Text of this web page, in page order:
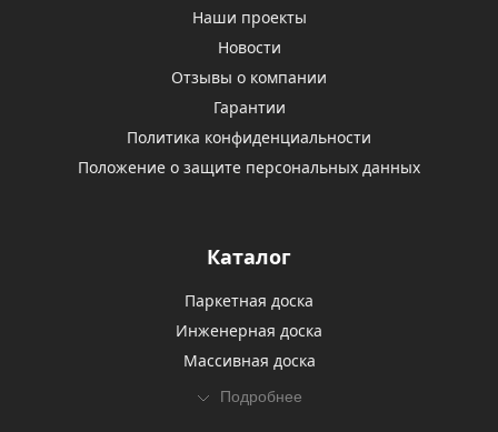
Наши проекты
Новости
Отзывы о компании
Гарантии
Политика конфиденциальности
Положение о защите персональных данных
Каталог
Паркетная доска
Инженерная доска
Массивная доска
Подробнее